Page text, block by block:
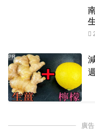
PR
廣